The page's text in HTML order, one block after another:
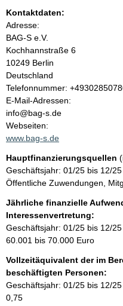
n
h
a
l
t
Kontaktdaten:
Adresse:
BAG-S e.V.
Kochhannstraße 6
10249 Berlin
Deutschland
K
o
n
t
a
t
i
n
f
o
r
m
t
i
o
n
Telefonnummer:
E-Mail-Adressen:
info@bag-s.de
Webseiten:
www.bag-s.de
Hauptfinanzierungsquellen
Geschäftsjahr: 01/25 bis 12/25
Öffentliche Zuwendungen,
Jährliche finanzielle
Interessenvertretung:
Geschäftsjahr: 01/25 bis 12/25
60.001 bis 70.000 Euro
Vollzeitäquivalent der im
beschäftigten Personen:
Geschäftsjahr: 01/25 bis 12/25
0,75